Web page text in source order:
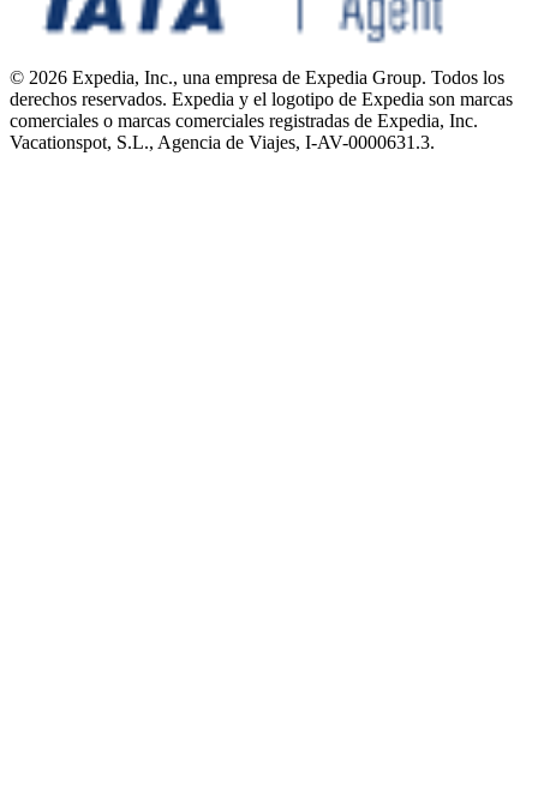
© 2026 Expedia, Inc., una empresa de Expedia Group. Todos los
derechos reservados. Expedia y el logotipo de Expedia son marcas
comerciales o marcas comerciales registradas de Expedia, Inc.
Vacationspot, S.L., Agencia de Viajes, I-AV-0000631.3.